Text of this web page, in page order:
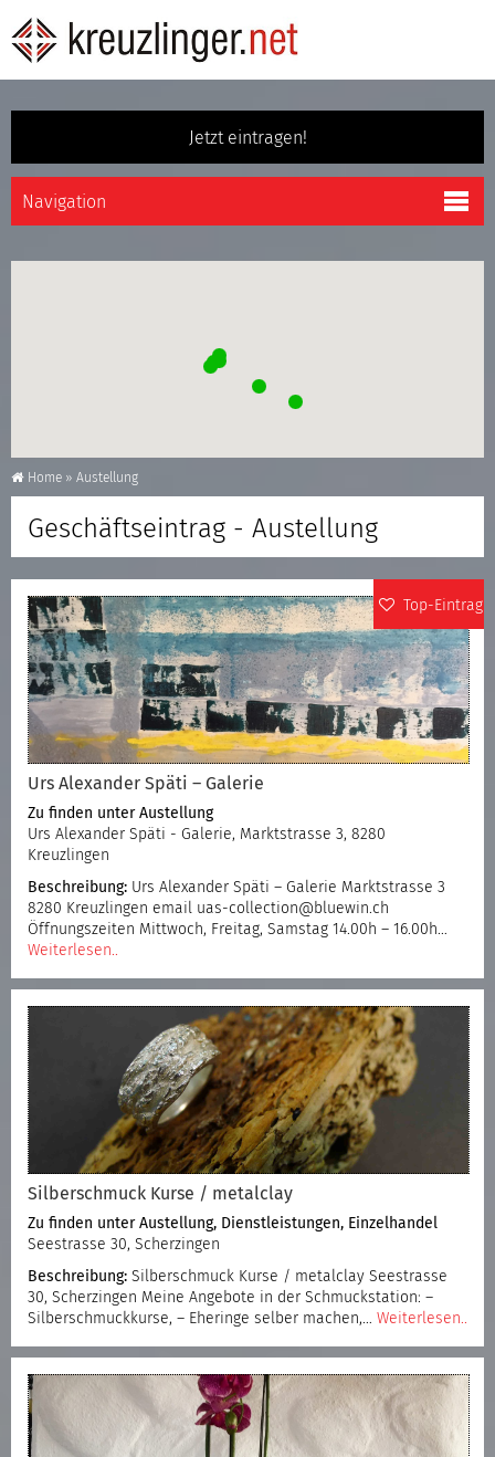
Jetzt eintragen!
Home » Austellung
Geschäftseintrag - Austellung
Top-Eintrag
Urs Alexander Späti – Galerie
Zu finden unter Austellung
Urs Alexander Späti - Galerie, Marktstrasse 3, 8280
Kreuzlingen
Beschreibung: Urs Alexander Späti – Galerie Marktstrasse 3
8280 Kreuzlingen email uas-collection@bluewin.ch
Öffnungszeiten Mittwoch, Freitag, Samstag 14.00h – 16.00h…
Weiterlesen..
Silberschmuck Kurse / metalclay
Zu finden unter Austellung, Dienstleistungen, Einzelhandel
Seestrasse 30, Scherzingen
Beschreibung: Silberschmuck Kurse / metalclay Seestrasse
30, Scherzingen Meine Angebote in der Schmuckstation: –
Silberschmuckkurse, – Eheringe selber machen,… Weiterlesen..